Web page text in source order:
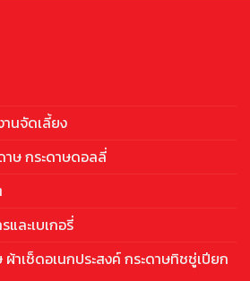
นจัดเลี้ยง
าษ กระดาษดอลลี่
และเบเกอรี่
าเช็ดอเนกประสงค์ กระดาษทิชชู่เปียก